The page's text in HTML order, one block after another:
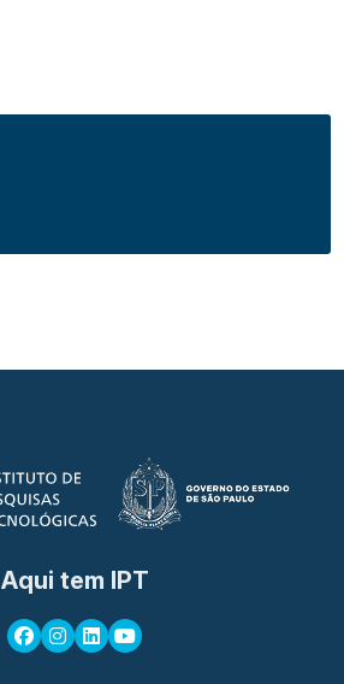
Aqui tem IPT